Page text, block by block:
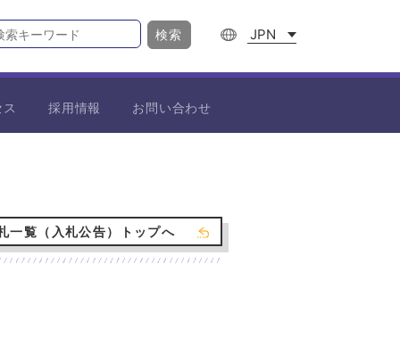
検索 JPN
採用情報 お問い合わせ
一覧（入札公告）トップへ